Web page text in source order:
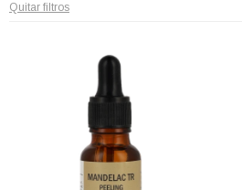
Quitar filtros